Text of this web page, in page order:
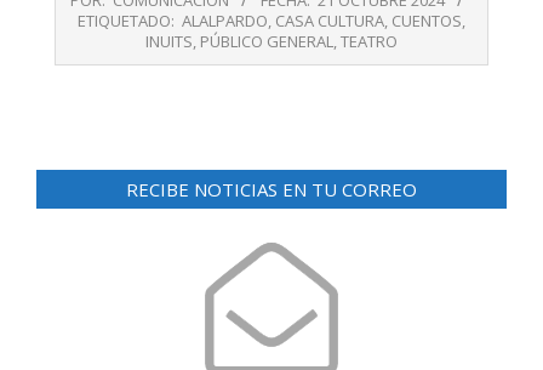
10-ETIQUETADO: ALALPARDO, CASA CULTURA, CUENTOS,
INUITS, PÚBLICO GENERAL,TEATRO
RECIBE NOTICIAS EN TU CORREO